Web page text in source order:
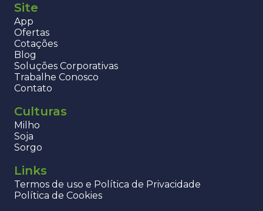
Site
App
Ofertas
Cotações
Blog
Soluções Corporativas
Trabalhe Conosco
Contato
Culturas
Milho
Soja
Sorgo
Links
Termos de uso e Política de Privacidade
Política de Cookies